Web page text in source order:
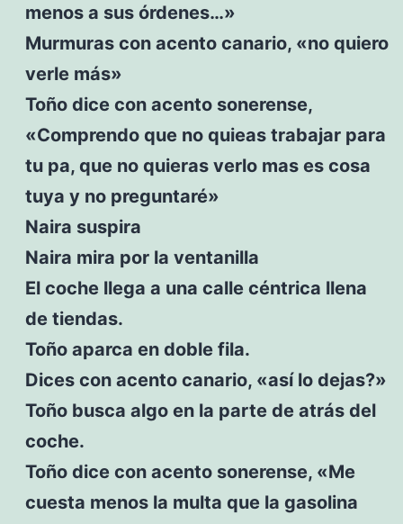
menos a sus órdenes…»
Murmuras con acento canario, «no quiero
verle más»
Toño dice con acento sonerense,
«Comprendo que no quieas trabajar para
tu pa, que no quieras verlo mas es cosa
tuya y no preguntaré»
Naira suspira
Naira mira por la ventanilla
El coche llega a una calle céntrica llena
de tiendas.
Toño aparca en doble fila.
Dices con acento canario, «así lo dejas?»
Toño busca algo en la parte de atrás del
coche.
Toño dice con acento sonerense, «Me
cuesta menos la multa que la gasolina